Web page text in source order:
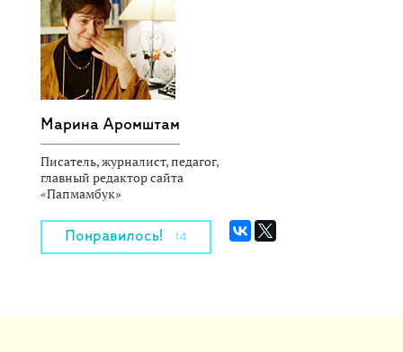
Марина Аромштам
Писатель, журналист, педагог,
главный редактор сайта
«Папмамбук»
Понравилось! 14